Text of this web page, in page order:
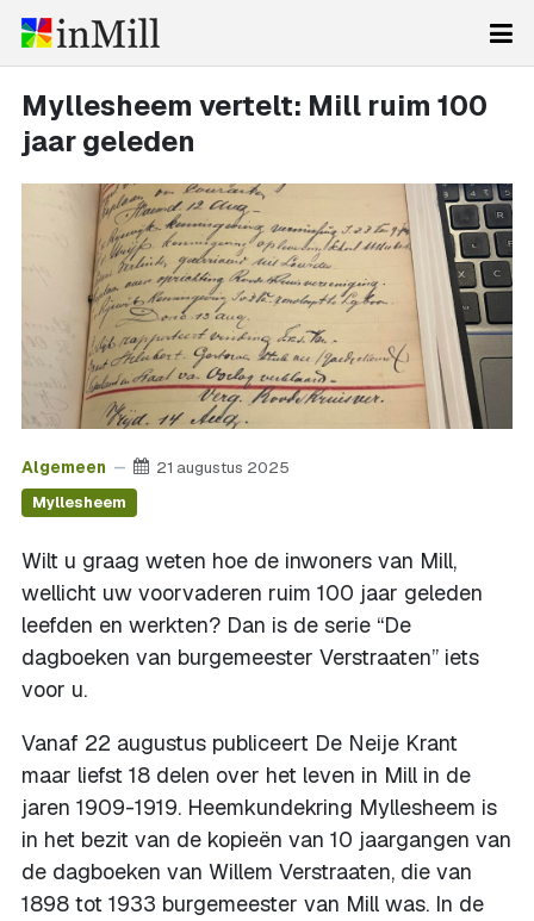
Myllesheem vertelt: Mill ruim 100
jaar geleden
Algemeen 21 augustus 2025
Myllesheem
Wilt u graag weten hoe de inwoners van Mill,
wellicht uw voorvaderen ruim 100 jaar geleden
leefden en werkten? Dan is de serie “De
dagboeken van burgemeester Verstraaten” iets
voor u.
Vanaf 22 augustus publiceert De Neije Krant
maar liefst 18 delen over het leven in Mill in de
jaren 1909-1919. Heemkundekring Myllesheem is
in het bezit van de kopieën van 10 jaargangen van
de dagboeken van Willem Verstraaten, die van
1898 tot 1933 burgemeester van Mill was. In de